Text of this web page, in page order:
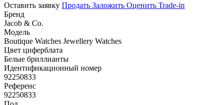
Оставить заявку Продать Заложить Оценить Trade-in
Бренд
Jacob & Co.
Модель
Boutique Watches Jewellery Watches
Цвет циферблата
Белые бриллианты
Идентификационный номер
92250833
Референс
92250833